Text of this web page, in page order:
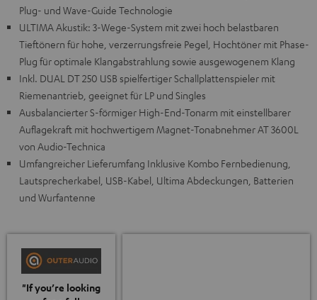
Plug- und Wave-Guide Technologie
ULTIMA Akustik: 3-Wege-System mit zwei hoch belastbaren
Tieftönern für hohe, verzerrungsfreie Pegel, Hochtöner mit Phase-
Plug für optimale Klangabstrahlung sowie ausgewogenem Klang
Inkl. DUAL DT 250 USB spielfertiger Schallplattenspieler mit
Riemenantrieb, geeignet für LP und Singles
Ausbalancierter S-förmiger High-End-Tonarm mit einstellbarer
Auflagekraft mit hochwertigem Magnet-Tonabnehmer AT 3600L
von Audio-Technica
Umfangreicher Lieferumfang Inklusive Kombo Fernbedienung,
Lautsprecherkabel, USB-Kabel, Ultima Abdeckungen, Batterien
und Wurfantenne
"If you’re looking